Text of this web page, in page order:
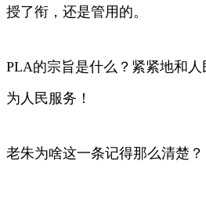
授了衔，还是管用的。
PLA的宗旨是什么？紧紧地和
为人民服务！
老朱为啥这一条记得那么清楚？